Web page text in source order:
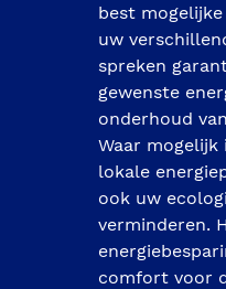
best
uw
spreken
gewenste
onderhoud
Waar
lokale
ook uw
verminderen.
comfort voor